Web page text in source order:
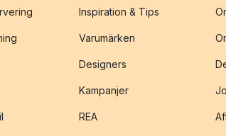
Inspiration & Tips
Varumärken
Designers
Kampanjer
REA